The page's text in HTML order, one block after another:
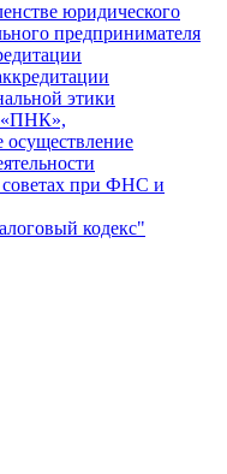
юридического
предпринимателя
этики
«ПНК»,
при ФНС и
кодекс"